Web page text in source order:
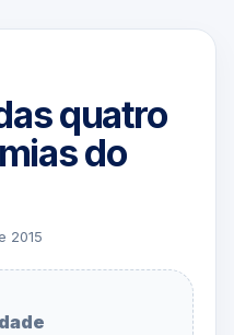
quatro
do
2015